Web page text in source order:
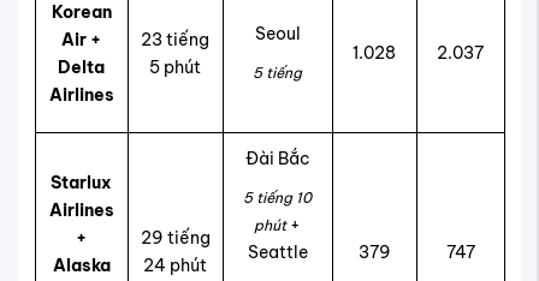
Korean
Air +
Delta
Airlines
23 tiếng
5 phút
Seoul
5 tiếng
1.028 2.037
Starlux
Airlines
+
Alaska
29 tiếng
24 phút
Đài Bắc
5 tiếng 10
phút +
Seattle
379 747